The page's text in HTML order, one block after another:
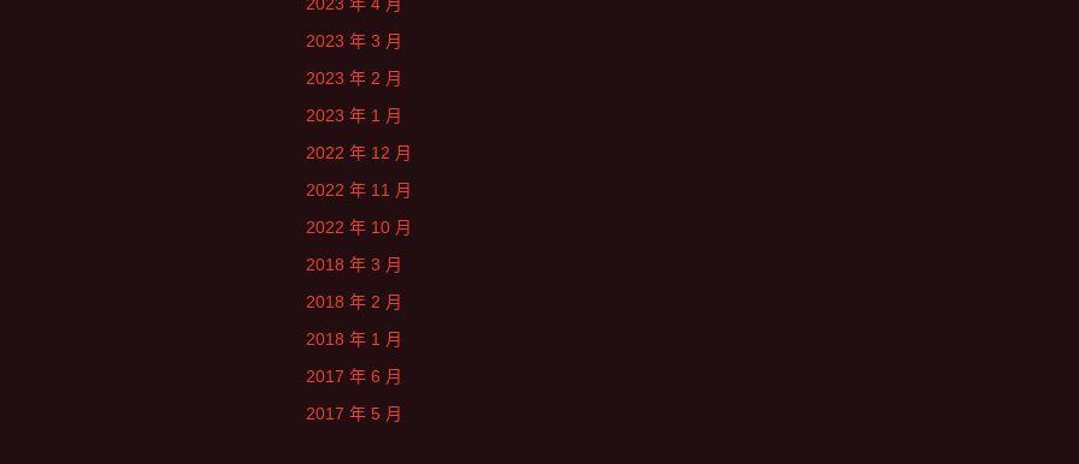
2023 年 3 月
2023 年 2 月
2023 年 1 月
2022 年 12 月
2022 年 11 月
2022 年 10 月
2018 年 3 月
2018 年 2 月
2018 年 1 月
2017 年 6 月
2017 年 5 月